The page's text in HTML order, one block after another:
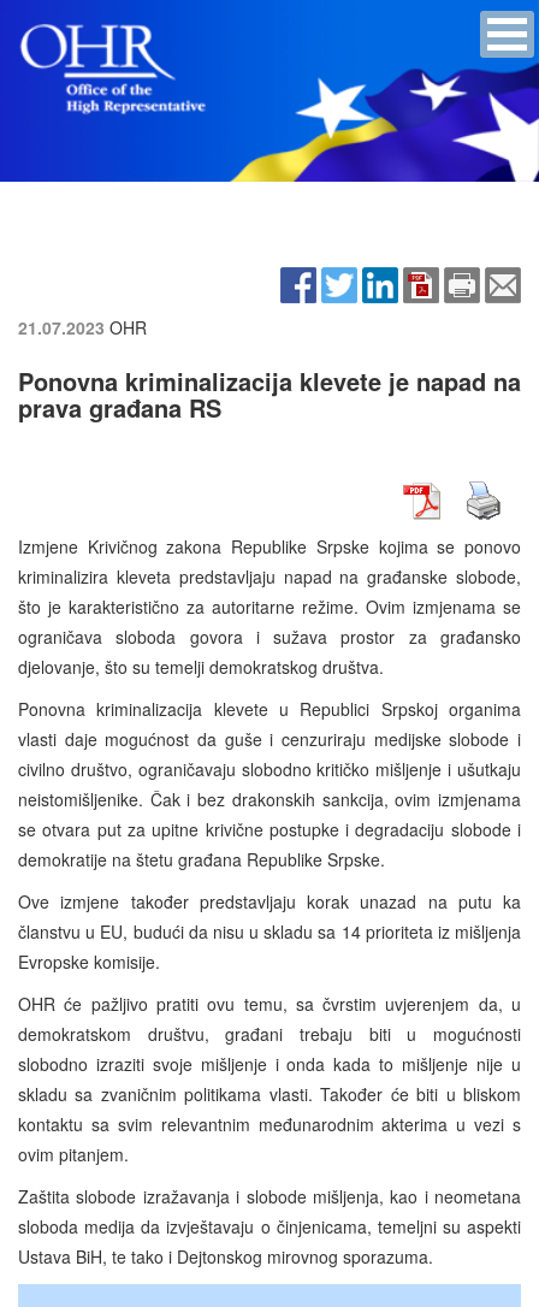
21.07.2023 OHR
Ponovna kriminalizacija klevete je napad na
prava građana RS
Izmjene Krivičnog zakona Republike Srpske kojima se ponovo
kriminalizira kleveta predstavljaju napad na građanske slobode,
što je karakteristično za autoritarne režime. Ovim izmjenama se
ograničava sloboda govora i sužava prostor za građansko
djelovanje, što su temelji demokratskog društva.
Ponovna kriminalizacija klevete u Republici Srpskoj organima
vlasti daje mogućnost da guše i cenzuriraju medijske slobode i
civilno društvo, ograničavaju slobodno kritičko mišljenje i ušutkaju
neistomišljenike. Čak i bez drakonskih sankcija, ovim izmjenama
se otvara put za upitne krivične postupke i degradaciju slobode i
demokratije na štetu građana Republike Srpske.
Ove izmjene također predstavljaju korak unazad na putu ka
članstvu u EU, budući da nisu u skladu sa 14 prioriteta iz mišljenja
Evropske komisije.
OHR će pažljivo pratiti ovu temu, sa čvrstim uvjerenjem da, u
demokratskom društvu, građani trebaju biti u mogućnosti
slobodno izraziti svoje mišljenje i onda kada to mišljenje nije u
skladu sa zvaničnim politikama vlasti. Također će biti u bliskom
kontaktu sa svim relevantnim međunarodnim akterima u vezi s
ovim pitanjem.
Zaštita slobode izražavanja i slobode mišljenja, kao i neometana
sloboda medija da izvještavaju o činjenicama, temeljni su aspekti
Ustava BiH, te tako i Dejtonskog mirovnog sporazuma.